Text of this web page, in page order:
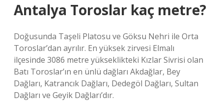
Antalya Toroslar kaç metre?
Doğusunda Taşeli Platosu ve Göksu Nehri ile Orta
Toroslar’dan ayrılır. En yüksek zirvesi Elmalı
ilçesinde 3086 metre yükseklikteki Kızlar Sivrisi olan
Batı Toroslar’ın en ünlü dağları Akdağlar, Bey
Dağları, Katrancık Dağları, Dedegöl Dağları, Sultan
Dağları ve Geyik Dağları’dır.